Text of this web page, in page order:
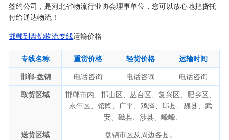
签约公司，是河北省物流行业协会理事单位，您可以放心地把货托
付给通达物流！
邯郸到盘锦物流专线运输价格
专线名称 重货价格 轻货价格
运输时间
邯郸-盘锦
电话咨询 电话咨询
电话咨询
取货区域
邯郸市内、邯山区、丛台区、复兴区、肥乡区、
永年区、馆陶、广平、鸡泽、邱县、魏县、武
安、磁县、涉县、峰峰.
送货区域
盘锦市区及周边各县。